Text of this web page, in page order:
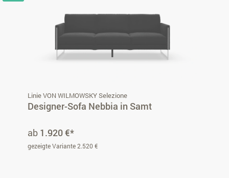
Linie VON WILMOWSKY Selezione
Designer-Sofa Nebbia in Samt
ab 1.920 €*
gezeigte Variante 2.520 €